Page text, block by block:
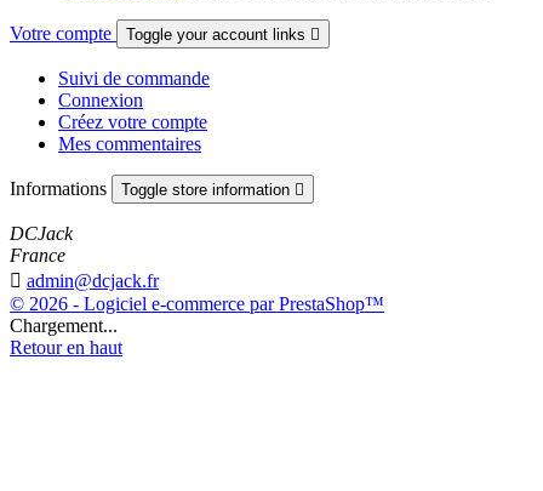
Votre compte Toggle your account links 
Suivi de commande
Connexion
Créez votre compte
Mes commentaires
Informations Toggle store information 
DCJack
France
 admin@dcjack.fr
© 2026 - Logiciel e-commerce par PrestaShop™
Chargement...
Retour en haut